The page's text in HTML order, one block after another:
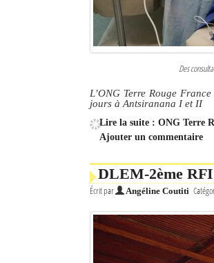
Des
L’ONG Terre Rouge
jours à Antsiranana I et II
Lire la suite : ONG Terre
Ajouter un commentaire
DLEM-2ème
Écrit par Angéline Coutiti